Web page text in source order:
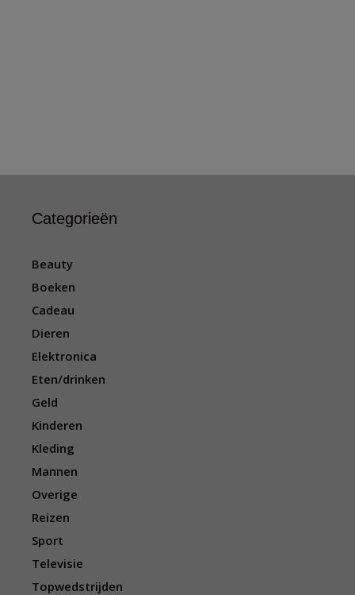
Categorieën
Beauty
Boeken
Cadeau
Dieren
Elektronica
Eten/drinken
Geld
Kinderen
Kleding
Mannen
Overige
Reizen
Sport
Televisie
Topwedstrijden